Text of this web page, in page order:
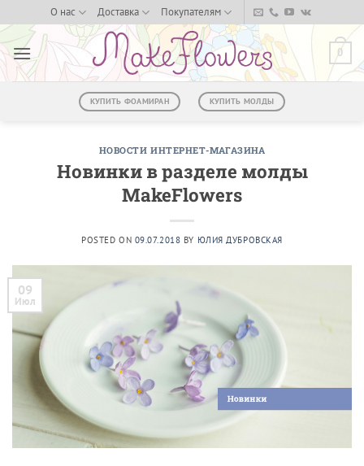
to
content
О нас Доставка Покупателям
0
КУПИТЬ ФОАМИРАН КУПИТЬ МОЛДЫ
НОВОСТИ ИНТЕРНЕТ-МАГАЗИНА
Новинки в разделе молды
MakeFlowers
POSTED ON 09.07.2018 BY ЮЛИЯ ДУБРОВСКАЯ
09
Июл